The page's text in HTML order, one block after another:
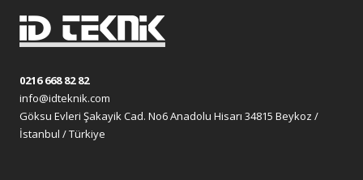
0216 668 82 82
info@idteknik.com
Göksu Evleri Şakayik Cad. No6 Anadolu Hisarı 34815 Beykoz /
İstanbul / Türkiye